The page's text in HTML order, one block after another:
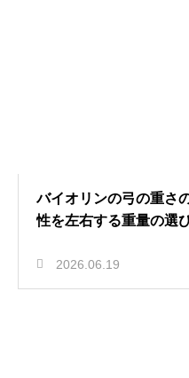
バイオリンの弓の重さ
性を左右する重量の選
2026.06.19